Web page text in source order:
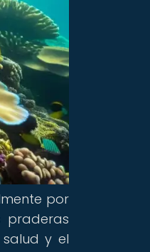
por
praderas
y el